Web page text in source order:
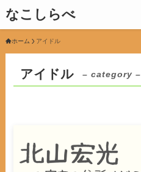
なこしらべ
ホーム アイドル
アイドル – category –